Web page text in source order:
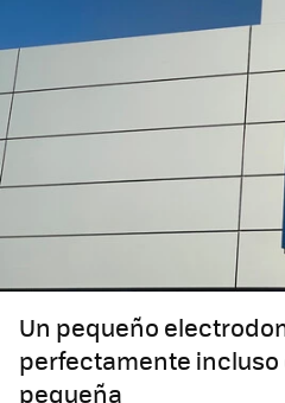
Un pequeño
perfectamente
pequeña